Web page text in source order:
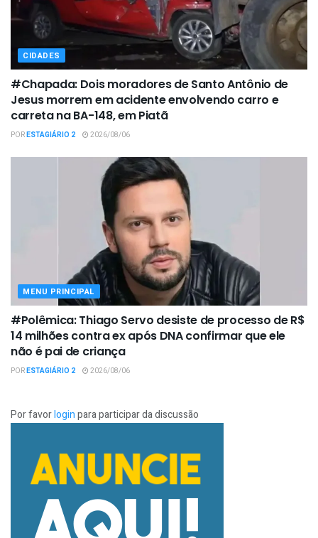
CIDADES
#Chapada: Dois moradores de Santo Antônio de
Jesus morrem em acidente envolvendo carro e
carreta na BA-148, em Piatã
PORESTAGIÁRIO 2 2026/08/06
MENU PRINCIPAL
#Polêmica: Thiago Servo desiste de processo de R$
14 milhões contra ex após DNA confirmar que ele
não é pai de criança
PORESTAGIÁRIO 2 2026/08/06
Por favorloginpara participar da discussão